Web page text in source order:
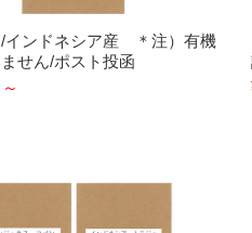
/インドネシア産 ＊注）有機
せん/ポスト投函
～